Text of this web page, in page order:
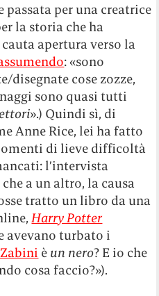
passata per una creatrice
la storia che ha
apertura verso la
: «sono
disegnate cose zozze,
sono quasi tutti
».) Quindi sì, di
Anne Rice, lei ha fatto
di lieve difficoltà
l’intervista
a un altro, la causa
tratto un libro da una
Harry Potter
avevano turbato i
è un nero? E io che
cosa faccio?»).